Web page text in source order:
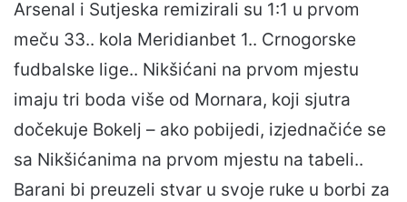
Arsenal i Sutjeska remizirali su 1:1 u prvom
meču 33.. kola Meridianbet 1.. Crnogorske
fudbalske lige.. Nikšićani na prvom mjestu
imaju tri boda više od Mornara, koji sjutra
dočekuje Bokelj – ako pobijedi, izjednačiće se
sa Nikšićanima na prvom mjestu na tabeli..
Barani bi preuzeli stvar u svoje ruke u borbi za